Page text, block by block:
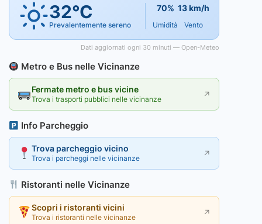
32°C
Prevalentemente sereno
70%
Umidità
13 km/h
Vento
Dati aggiornati ogni 30 minuti — Open-Meteo
Metro e Bus nelle Vicinanze
Fermate metro e bus vicine
Trova i trasporti pubblici nelle vicinanze ↗
Info Parcheggio
Trova parcheggio vicino
Trova i parcheggi nelle vicinanze ↗
Ristoranti nelle Vicinanze
Scopri i ristoranti vicini
Trova i ristoranti nelle vicinanze ↗